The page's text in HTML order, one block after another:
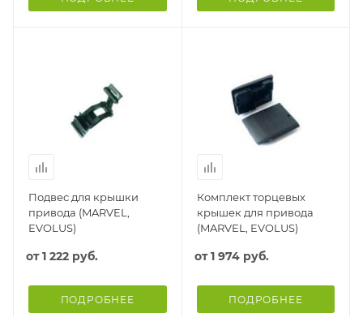
Подвес для крышки
привода (MARVEL,
EVOLUS)
от1 222 руб.
ПОДРОБНЕЕ
Комплект торцевых
крышек для привода
(MARVEL, EVOLUS)
от1 974 руб.
ПОДРОБНЕЕ